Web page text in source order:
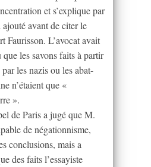
et s’explique par
avant de citer le
Faurisson. L’avocat avait
les savons faits à partir
les nazis ou les abat-
n’étaient que «
».
de Paris a jugé que M.
de négationnisme,
conclusions, mais a
des faits l’essayiste